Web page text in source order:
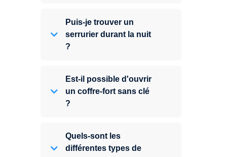
Puis-je trouver un
serrurier durant la nuit
?
Est-il possible d'ouvrir
un coffre-fort sans clé
?
Quels-sont les
différentes types de